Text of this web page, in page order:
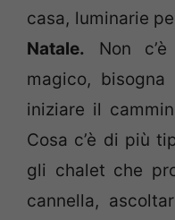
casa, luminarie
Natale. Non
magico,
iniziare il
Cosa c’è di più
gli chalet che
cannella,